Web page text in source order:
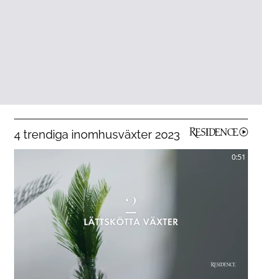
4 trendiga inomhusväxter 2023
0:51